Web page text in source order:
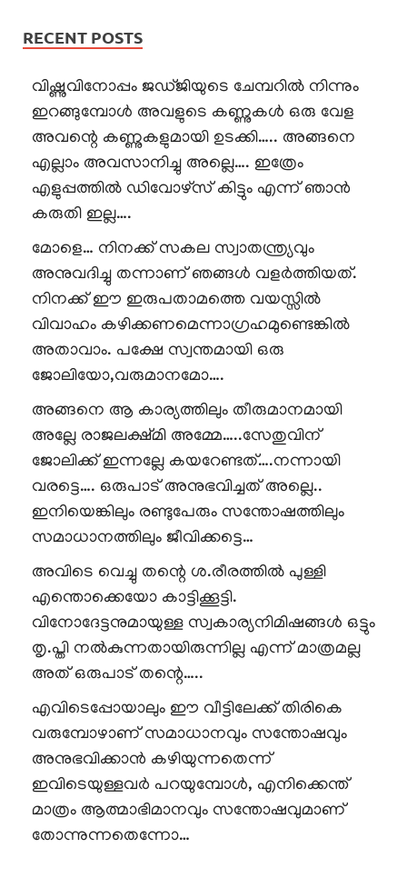
RECENT POSTS
വിഷ്ണുവിനോപ്പം ജഡ്ജിയുടെ ചേമ്പറിൽ നിന്നും
ഇറങ്ങുമ്പോൾ അവളുടെ കണ്ണുകൾ ഒരു വേള
അവന്റെ കണ്ണുകളുമായി ഉടക്കി….. അങ്ങനെ
എല്ലാം അവസാനിച്ചു അല്ലെ…. ഇത്രേം
എളുപ്പത്തിൽ ഡിവോഴ്സ് കിട്ടും എന്ന് ഞാൻ
കരുതി ഇല്ല….
മോളെ… നിനക്ക് സകല സ്വാതന്ത്ര്യവും
അനുവദിച്ചു തന്നാണ് ഞങ്ങൾ വളർത്തിയത്.
നിനക്ക് ഈ ഇരുപതാമത്തെ വയസ്സിൽ
വിവാഹം കഴിക്കണമെന്നാഗ്രഹമുണ്ടെങ്കിൽ
അതാവാം. പക്ഷേ സ്വന്തമായി ഒരു
ജോലിയോ,വരുമാനമോ….
അങ്ങനെ ആ കാര്യത്തിലും തീരുമാനമായി
അല്ലേ രാജലക്ഷ്മി അമ്മേ…..സേതുവിന്
ജോലിക്ക് ഇന്നല്ലേ കയറേണ്ടത്….നന്നായി
വരട്ടെ…. ഒരുപാട് അനുഭവിച്ചത് അല്ലെ..
ഇനിയെങ്കിലും രണ്ടുപേരും സന്തോഷത്തിലും
സമാധാനത്തിലും ജീവിക്കട്ടെ…
അവിടെ വെച്ചു തന്റെ ശ.രീരത്തിൽ പുള്ളി
എന്തൊക്കെയോ കാട്ടിക്കൂട്ടി.
വിനോദേട്ടനുമായുള്ള സ്വകാര്യനിമിഷങ്ങൾ ഒട്ടും
തൃ.പ്തി നൽകുന്നതായിരുന്നില്ല എന്ന് മാത്രമല്ല
അത് ഒരുപാട് തന്റെ…..
എവിടെപ്പോയാലും ഈ വീട്ടിലേക്ക് തിരികെ
വരുമ്പോഴാണ് സമാധാനവും സന്തോഷവും
അനുഭവിക്കാൻ കഴിയുന്നതെന്ന്
ഇവിടെയുള്ളവർ പറയുമ്പോൾ, എനിക്കെന്ത്
മാത്രം ആത്മാഭിമാനവും സന്തോഷവുമാണ്
തോന്നുന്നതെന്നോ…